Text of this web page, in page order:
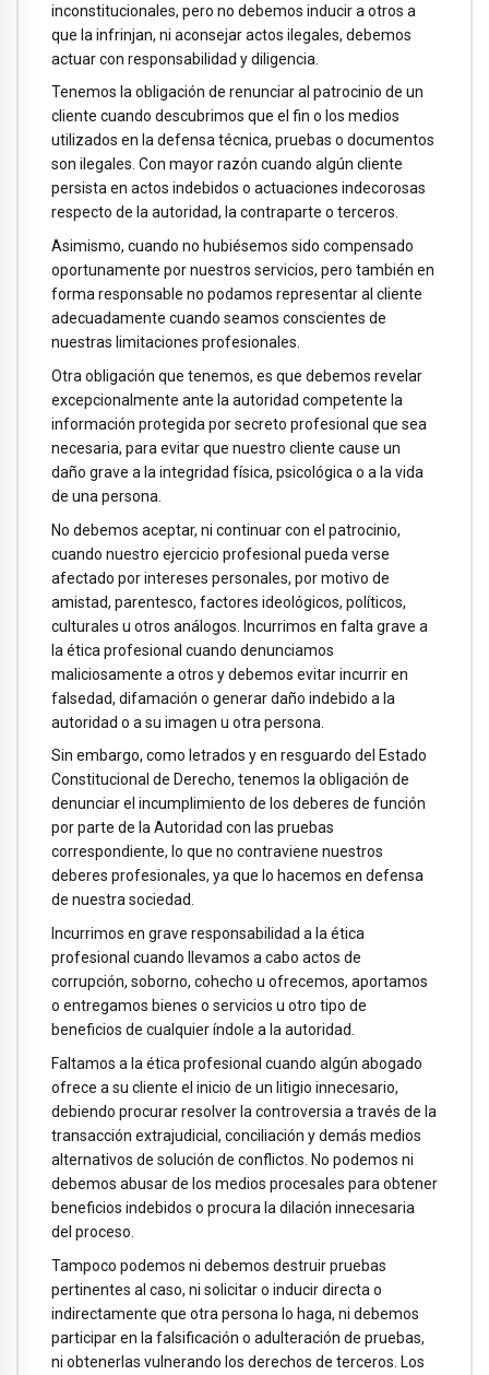
inconstitucionales, pero no debemos inducir a otros a
que la infrinjan, ni aconsejar actos ilegales, debemos
actuar con responsabilidad y diligencia.
Tenemos la obligación de renunciar al patrocinio de un
cliente cuando descubrimos que el fin o los medios
utilizados en la defensa técnica, pruebas o documentos
son ilegales. Con mayor razón cuando algún cliente
persista en actos indebidos o actuaciones indecorosas
respecto de la autoridad, la contraparte o terceros.
Asimismo, cuando no hubiésemos sido compensado
oportunamente por nuestros servicios, pero también en
forma responsable no podamos representar al cliente
adecuadamente cuando seamos conscientes de
nuestras limitaciones profesionales.
Otra obligación que tenemos, es que debemos revelar
excepcionalmente ante la autoridad competente la
información protegida por secreto profesional que sea
necesaria, para evitar que nuestro cliente cause un
daño grave a la integridad física, psicológica o a la vida
de una persona.
No debemos aceptar, ni continuar con el patrocinio,
cuando nuestro ejercicio profesional pueda verse
afectado por intereses personales, por motivo de
amistad, parentesco, factores ideológicos, políticos,
culturales u otros análogos. Incurrimos en falta grave a
la ética profesional cuando denunciamos
maliciosamente a otros y debemos evitar incurrir en
falsedad, difamación o generar daño indebido a la
autoridad o a su imagen u otra persona.
Sin embargo, como letrados y en resguardo del Estado
Constitucional de Derecho, tenemos la obligación de
denunciar el incumplimiento de los deberes de función
por parte de la Autoridad con las pruebas
correspondiente, lo que no contraviene nuestros
deberes profesionales, ya que lo hacemos en defensa
de nuestra sociedad.
Incurrimos en grave responsabilidad a la ética
profesional cuando llevamos a cabo actos de
corrupción, soborno, cohecho u ofrecemos, aportamos
o entregamos bienes o servicios u otro tipo de
beneficios de cualquier índole a la autoridad.
Faltamos a la ética profesional cuando algún abogado
ofrece a su cliente el inicio de un litigio innecesario,
debiendo procurar resolver la controversia a través de la
transacción extrajudicial, conciliación y demás medios
alternativos de solución de conflictos. No podemos ni
debemos abusar de los medios procesales para obtener
beneficios indebidos o procura la dilación innecesaria
del proceso.
Tampoco podemos ni debemos destruir pruebas
pertinentes al caso, ni solicitar o inducir directa o
indirectamente que otra persona lo haga, ni debemos
participar en la falsificación o adulteración de pruebas,
ni obtenerlas vulnerando los derechos de terceros. Los